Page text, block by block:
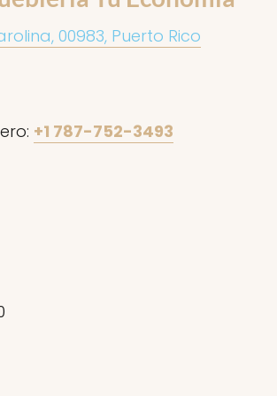
00983, Puerto Rico
+1 787-752-3493